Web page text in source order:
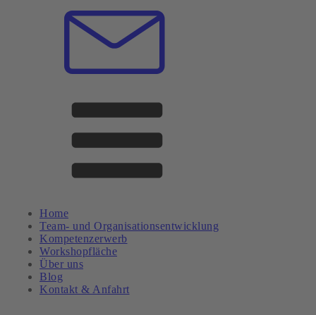
Home
Team- und Organisationsentwicklung
Kompetenzerwerb
Workshopfläche
Über uns
Blog
Kontakt & Anfahrt